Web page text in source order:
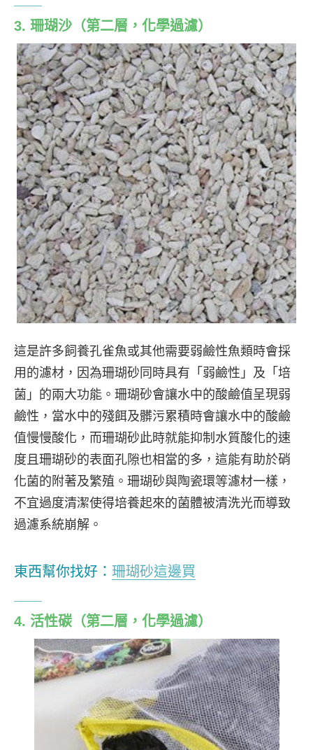
3. 珊瑚沙（第二層，化學過濾）
這是許多飼養孔雀魚或其他需要弱鹼性魚類時會採
用的濾材，因為珊瑚砂同時具有「弱鹼性」及「培
菌」的兩大功能。珊瑚砂會讓水中的酸鹼值呈現弱
鹼性，當水中的殘餌及髒污累積時會讓水中的酸鹼
值慢慢酸化，而珊瑚砂此時就能抑制水質酸化的速
度且珊瑚砂的表面孔隙也相當的多，這能有助於硝
化菌的附著及繁殖。珊瑚砂與陶瓷環等濾材一樣，
不宜過度清潔使得培養起來的菌體被清洗光而導致
過濾系統崩解。
東西幫你找好： 珊瑚砂這邊買
4. 活性碳 （第二層，化學過濾）